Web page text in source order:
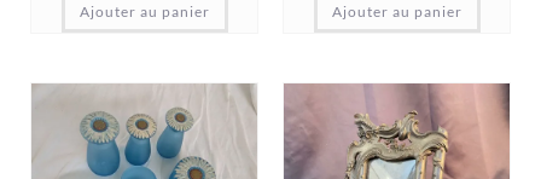
Ajouter au panier Ajouter au panier